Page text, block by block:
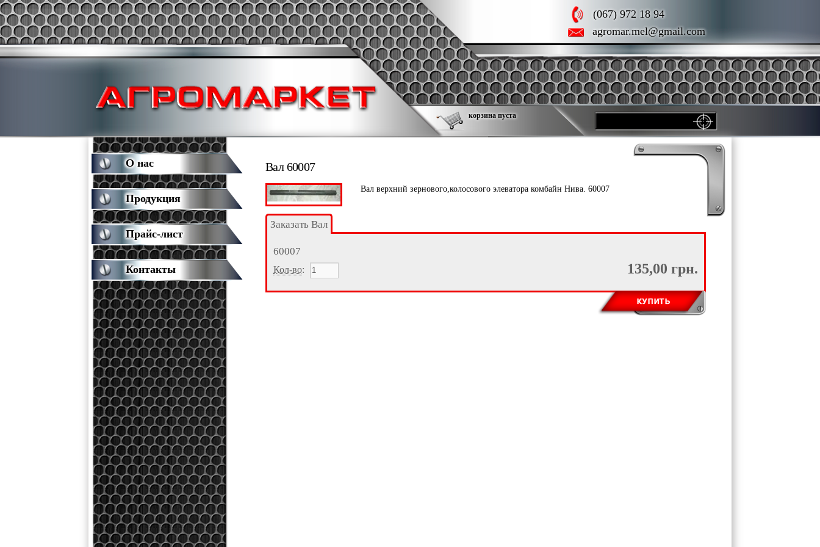
(067) 972 18 94
agromar.mel@gmail.com
корзина пуста
Вал 60007
Вал верхний зернового,колосового элеватора комбайн Нива. 60007
Заказать Вал
60007
135,00 грн.
Кол-во:
О нас
Продукция
Прайс-лист
Контакты